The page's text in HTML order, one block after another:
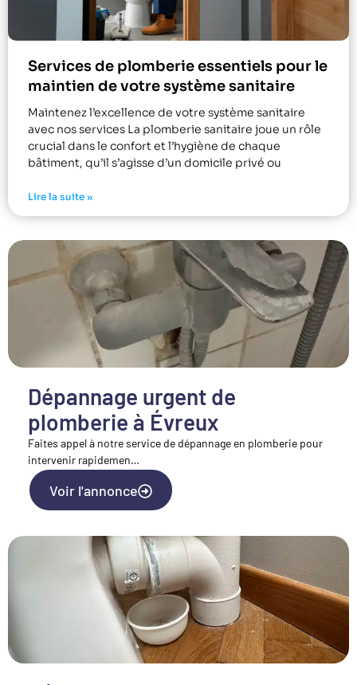
Services de plomberie essentiels pour le
maintien de votre système sanitaire
Maintenez l’excellence de votre système sanitaire
avec nos services La plomberie sanitaire joue un rôle
crucial dans le confort et l’hygiène de chaque
bâtiment, qu’il s’agisse d’un domicile privé ou
Lire la suite »
Dépannage urgent de
plomberie à Évreux
Faites appel à notre service de dépannage en plomberie pour
intervenir rapidemen…
Voir l'annonce